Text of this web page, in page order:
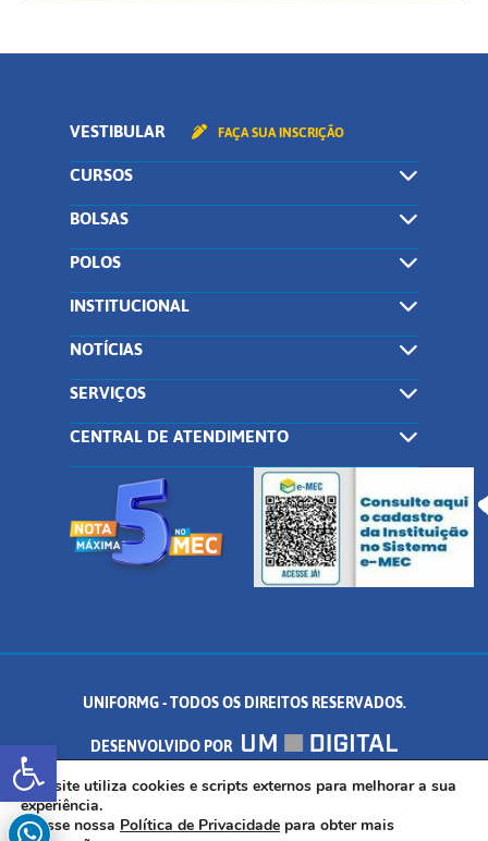
Abrir a barra de ferramentas
VESTIBULAR FAÇA SUA INSCRIÇÃO
CURSOS
BOLSAS
POLOS
INSTITUCIONAL
NOTÍCIAS
SERVIÇOS
CENTRAL DE ATENDIMENTO
UNIFORMG - TODOS OS DIREITOS RESERVADOS.
DESENVOLVIDO POR
AV. DR. ARNALDO DE SENNA, 328 - PALMEIRAS, FORMIGA/MG - CEP:
35.574.530
Este site utiliza cookies e scripts externos para melhorar a sua
experiência.
Acesse nossa Política de Privacidade para obter mais